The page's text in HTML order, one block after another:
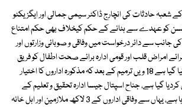
حادثات کی انچارج ڈاکٹر سیمی جمالی اور ایگزیکٹو
احسن کو عہدے سے ہٹانے کے حکم کیخلاف بھی حکم امتناع
جانب سے دائر درخواست میں وفاقی و صوبائی وزارتوں اور
امراض قلب اور قومی ادارہ برائے صحت اطفال کو فریق
بناتے ہوئے موقف اختیار کیا گیا ہے 18 ویں ترمیم کے بعد کہ مذکورہ اداروں کا اختیار
گیا ہے، جناح اسپتال جیسا ادارہ تحقیق و تعلیم کے
شعبہ میں اہم کردار ادا کررہا ہے، یہاں سے وفاقی اداروں کے 3 لاکھ ملازمین اور اہل خانہ